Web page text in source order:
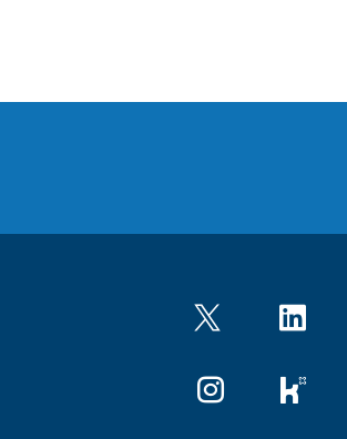
Twitter LinkedIn
Instagram kununu